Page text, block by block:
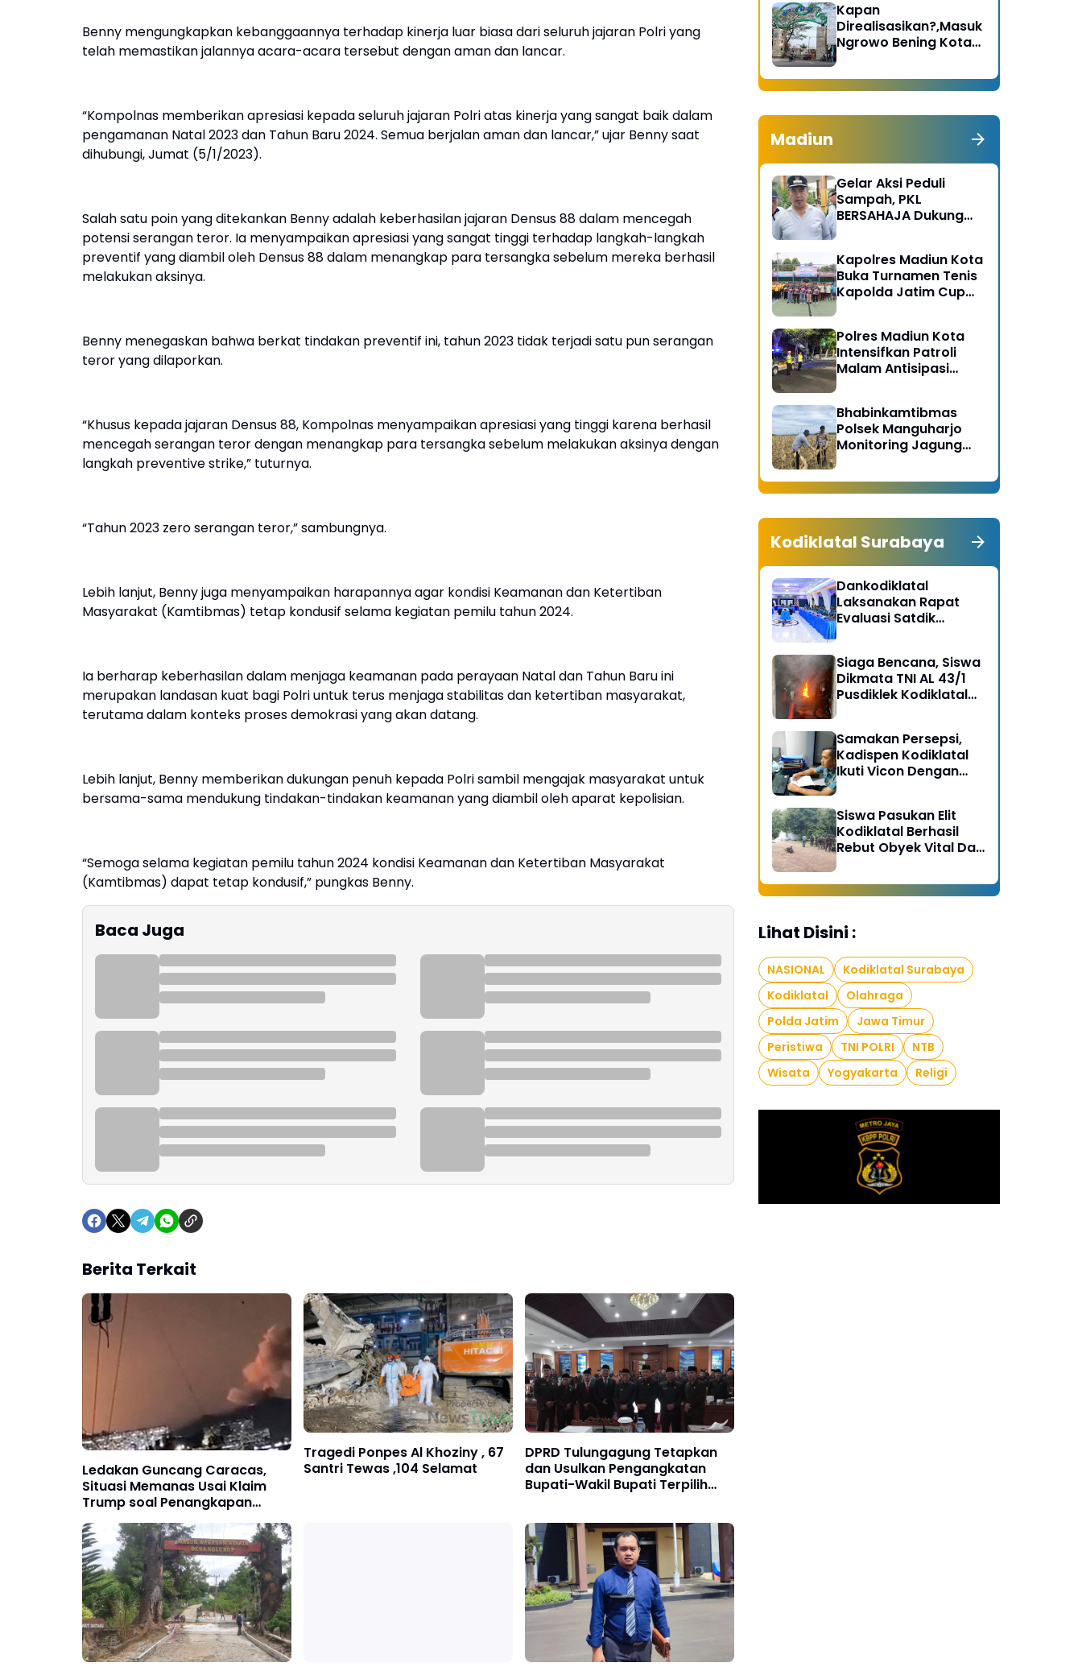
Benny mengungkapkan kebanggaannya terhadap kinerja luar biasa dari seluruh jajaran Polri yang
telah memastikan jalannya acara-acara tersebut dengan aman dan lancar.
“Kompolnas memberikan apresiasi kepada seluruh jajaran Polri atas kinerja yang sangat baik dalam
pengamanan Natal 2023 dan Tahun Baru 2024. Semua berjalan aman dan lancar,” ujar Benny saat
dihubungi, Jumat (5/1/2023).
Salah satu poin yang ditekankan Benny adalah keberhasilan jajaran Densus 88 dalam mencegah
potensi serangan teror. Ia menyampaikan apresiasi yang sangat tinggi terhadap langkah-langkah
preventif yang diambil oleh Densus 88 dalam menangkap para tersangka sebelum mereka berhasil
melakukan aksinya.
Benny menegaskan bahwa berkat tindakan preventif ini, tahun 2023 tidak terjadi satu pun serangan
teror yang dilaporkan.
“Khusus kepada jajaran Densus 88, Kompolnas menyampaikan apresiasi yang tinggi karena berhasil
mencegah serangan teror dengan menangkap para tersangka sebelum melakukan aksinya dengan
langkah preventive strike,” tuturnya.
“Tahun 2023 zero serangan teror,” sambungnya.
Lebih lanjut, Benny juga menyampaikan harapannya agar kondisi Keamanan dan Ketertiban
Masyarakat (Kamtibmas) tetap kondusif selama kegiatan pemilu tahun 2024.
Ia berharap keberhasilan dalam menjaga keamanan pada perayaan Natal dan Tahun Baru ini
merupakan landasan kuat bagi Polri untuk terus menjaga stabilitas dan ketertiban masyarakat,
terutama dalam konteks proses demokrasi yang akan datang.
Lebih lanjut, Benny memberikan dukungan penuh kepada Polri sambil mengajak masyarakat untuk
bersama-sama mendukung tindakan-tindakan keamanan yang diambil oleh aparat kepolisian.
“Semoga selama kegiatan pemilu tahun 2024 kondisi Keamanan dan Ketertiban Masyarakat
(Kamtibmas) dapat tetap kondusif,” pungkas Benny.
Baca Juga
Berita Terkait
Ledakan Guncang Caracas,
Situasi Memanas Usai Klaim
Trump soal Penangkapan
Maduro
Tragedi Ponpes Al Khoziny , 67
Santri Tewas ,104 Selamat
DPRD Tulungagung Tetapkan
dan Usulkan Pengangkatan
Bupati-Wakil Bupati Terpilih
Kapan
Direalisasikan?,Masuk
Ngrowo Bening Kota
Dikenakan Tarif
Madiun
Gelar Aksi Peduli
Sampah, PKL
BERSAHAJA Dukung
Madiun
Kapolres Madiun Kota
Buka Turnamen Tenis
Kapolda Jatim Cup
Polres Madiun Kota
Intensifkan Patroli
Malam Antisipasi
Bhabinkamtibmas
Polsek Manguharjo
Monitoring Jagung
Dukung Swasembada
Pangan 2026
Kodiklatal Surabaya
Dankodiklatal
Laksanakan Rapat
Evaluasi Satdik
Siaga Bencana, Siswa
Dikmata TNI AL 43/1
Pusdiklek Kodiklatal
Kobocoran
Samakan Persepsi,
Kadispen Kodiklatal
Ikuti Vicon Dengan
Siswa Pasukan Elit
Kodiklatal Berhasil
Rebut Obyek Vital Dari
Lihat Disini :
NASIONAL
Kodiklatal Surabaya
Kodiklatal
Olahraga
Polda Jatim
Jawa Timur
Peristiwa
TNI POLRI
NTB
Wisata
Yogyakarta Religi